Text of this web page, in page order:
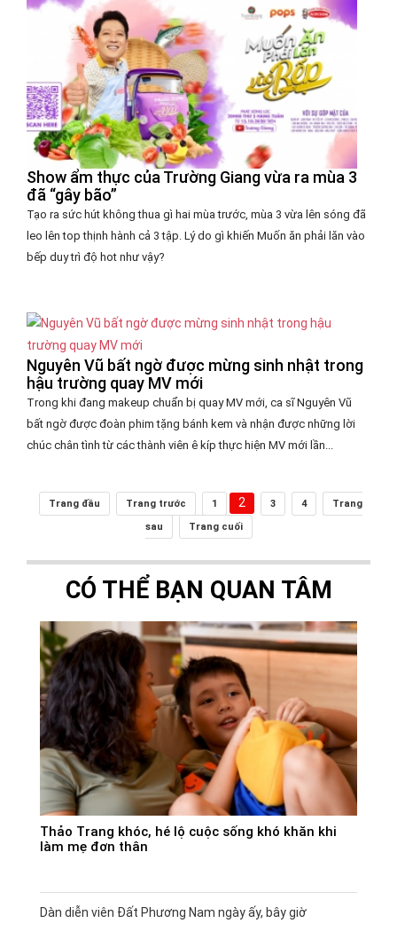
Show ẩm thực của Trường Giang vừa ra mùa 3
đã “gây bão”
Tạo ra sức hút không thua gì hai mùa trước, mùa 3 vừa lên sóng đã
leo lên top thịnh hành cả 3 tập. Lý do gì khiến Muốn ăn phải lăn vào
bếp duy trì độ hot như vậy?
Nguyên Vũ bất ngờ được mừng sinh nhật trong
hậu trường quay MV mới
Trong khi đang makeup chuẩn bị quay MV mới, ca sĩ Nguyên Vũ
bất ngờ được đoàn phim tặng bánh kem và nhận được những lời
chúc chân tình từ các thành viên ê kíp thực hiện MV mới lần...
Trang đầu Trang trước 1 2 3 4
Trang
sau
Trang cuối
CÓ THỂ BẠN QUAN TÂM
Thảo Trang khóc, hé lộ cuộc sống khó khăn khi
làm mẹ đơn thân
Dàn diễn viên Đất Phương Nam ngày ấy, bây giờ